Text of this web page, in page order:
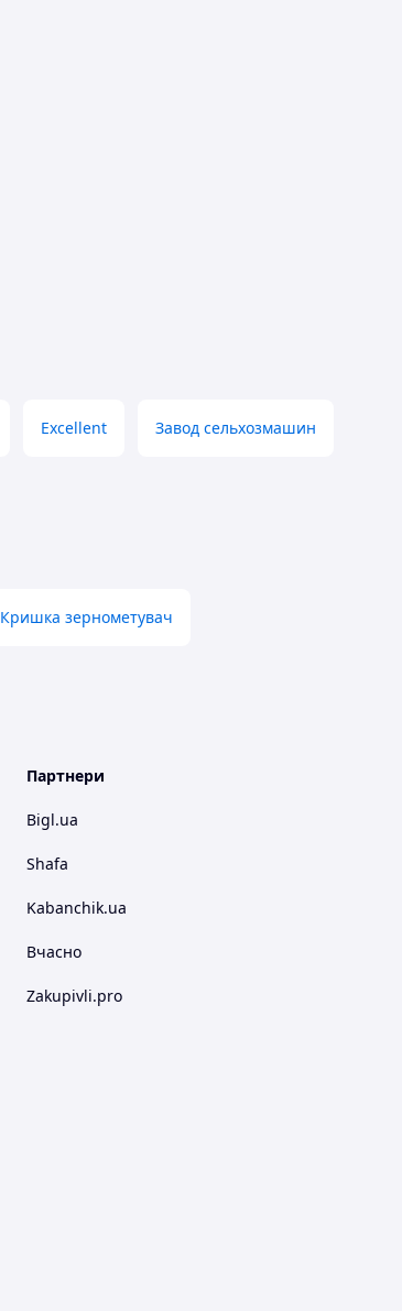
Excellent Завод сельхозмашин
Кришка зернометувач
Партнери
Bigl.ua
Shafa
Kabanchik.ua
Вчасно
Zakupivli.pro